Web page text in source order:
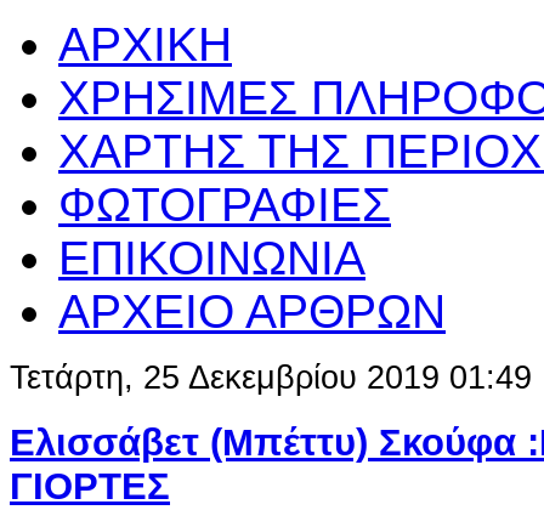
ΑΡΧΙΚΗ
ΧΡΗΣΙΜΕΣ
ΧΑΡΤΗΣ ΤΗΣ
ΦΩΤΟΓΡΑΦΙΕΣ
ΕΠΙΚΟΙΝΩΝΙΑ
ΑΡΧΕΙΟ ΑΡΘΡΩΝ
Τετάρτη, 25 Δεκεμβρίου 2019 01:49
Ελισσάβετ (Μπέττυ) Σκούφα
ΓΙΟΡΤΕΣ